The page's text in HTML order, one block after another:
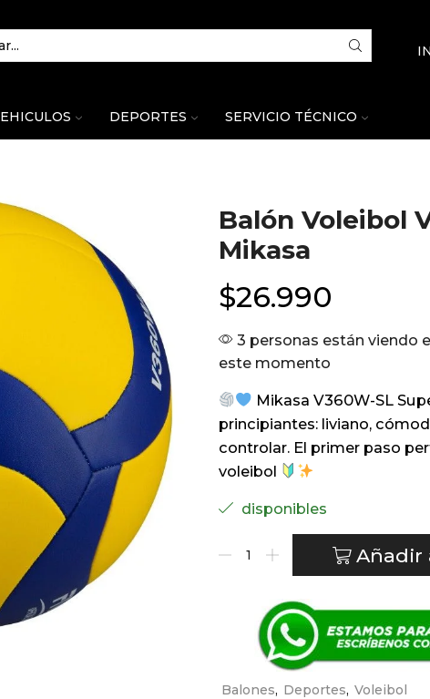
DEPORTES SERVICIO TÉCNICO
Balón Voleibol
Mikasa
$26.990
3 personas están viendo
este momento
Mikasa V360W-SL
principiantes: liviano,
controlar. El primer paso
voleibol
disponibles
Añadir
Balones, Deportes, Voleibol